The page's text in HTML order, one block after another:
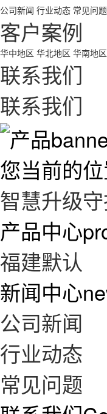
公司新闻 行业动态 常见问题
客户案例
华中地区 华北地区 华南地区
联系我们
联系我们
您当前的位
智慧升级
产品中心
福建默认
新闻中心
公司新闻
行业动态
常见问题